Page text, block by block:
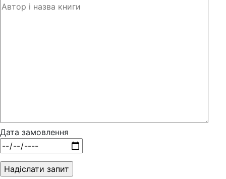
Дата замовлення